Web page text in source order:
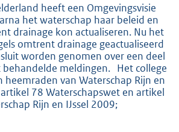
heeft een Omgevingsvisie
het waterschap haar beleid en
drainage kon actualiseren. Nu het
omtrent drainage geactualiseerd
worden genomen over een deel
behandelde meldingen. Het college
heemraden van Waterschap Rijn en
78 Waterschapswet en artikel
Rijn en IJssel 2009;